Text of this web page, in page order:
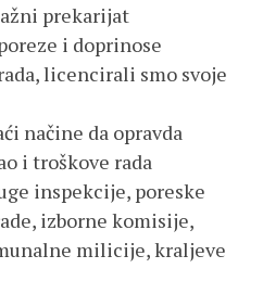
prekarijat
i doprinose
licencirali smo svoje
načine da opravda
i troškove rada
inspekcije, poreske
izborne komisije,
milicije, kraljeve